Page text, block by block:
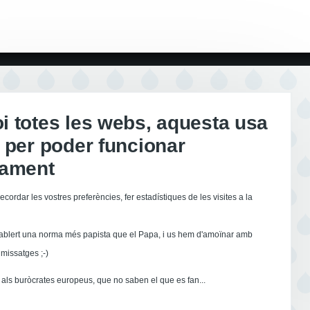
totes les webs, aquesta usa
per poder funcionar
les vostres preferències, fer estadístiques de les visites a la
una norma més papista que el Papa, i us hem d'amoïnar amb
;-)
buròcrates europeus, que no saben el que es fan...